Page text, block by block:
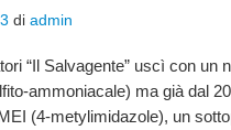
di admin
“Il Salvagente” uscì con un
ammoniacale) ma già dal
(4-metylimidazole), un